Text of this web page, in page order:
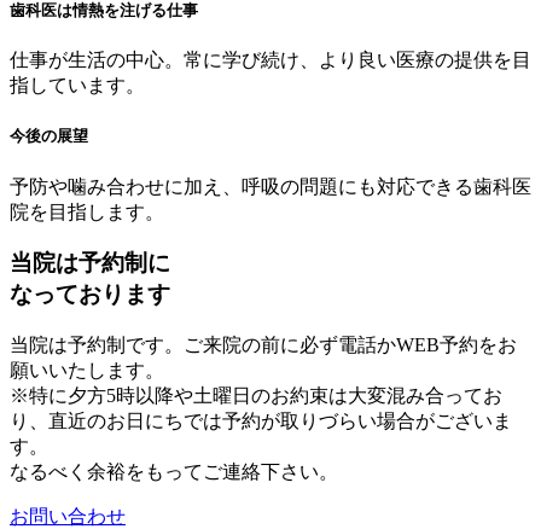
歯科医は情熱を注げる仕事
仕事が生活の中心。常に学び続け、より良い医療の提供を目
指しています。
今後の展望
予防や噛み合わせに加え、呼吸の問題にも対応できる歯科医
院を目指します。
当院は予約制に
なっております
当院は予約制です。ご来院の前に必ず電話かWEB予約をお
願いいたします。
※特に夕方5時以降や土曜日のお約束は大変混み合ってお
り、直近のお日にちでは予約が取りづらい場合がございま
す。
なるべく余裕をもってご連絡下さい。
お問い合わせ